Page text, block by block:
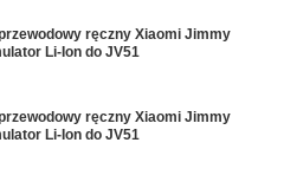
ręczny Xiaomi Jimmy
Li-Ion do JV51
ręczny Xiaomi Jimmy
Li-Ion do JV51